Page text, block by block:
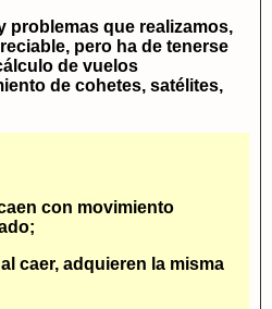
problemas que realizamos,
pero ha de tenerse
de vuelos
de cohetes, satélites,
con movimiento
caer, adquieren la misma